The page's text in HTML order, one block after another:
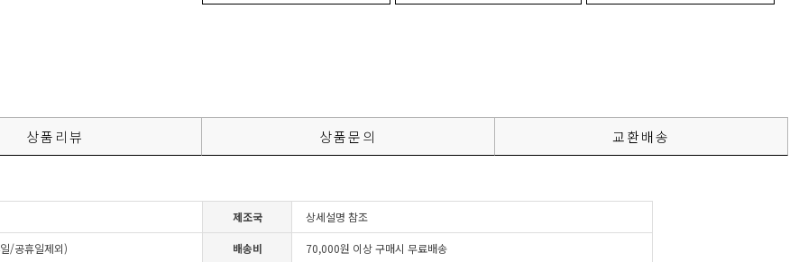
상품리뷰 상품문의 교환배송
제조국 상세설명 참조
/공휴일제외) 배송비 70,000원 이상 구매시 무료배송